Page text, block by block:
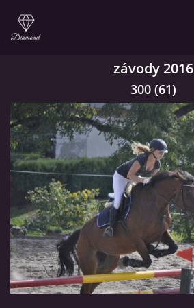
© 2026 eStránky.cz
závody 2016
300 (61)